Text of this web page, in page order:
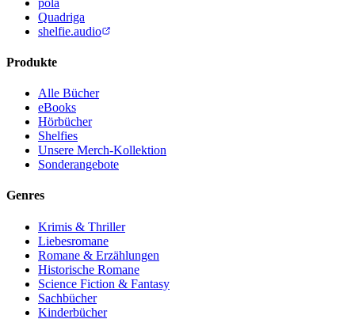
Quadriga
shelfie.audio
Produkte
Alle Bücher
eBooks
Hörbücher
Shelfies
Unsere Merch-Kollektion
Sonderangebote
Genres
Krimis & Thriller
Liebesromane
Romane & Erzählungen
Historische Romane
Science Fiction & Fantasy
Sachbücher
Kinderbücher